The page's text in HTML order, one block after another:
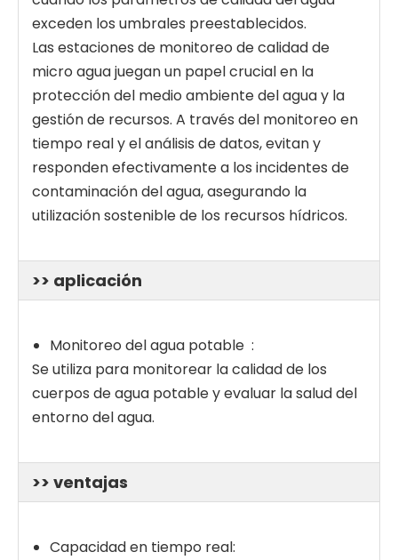
exceden los umbrales preestablecidos.
Las estaciones de monitoreo de calidad de
micro agua juegan un papel crucial en la
protección del medio ambiente del agua y la
gestión de recursos. A través del monitoreo en
tiempo real y el análisis de datos, evitan y
responden efectivamente a los incidentes de
contaminación del agua, asegurando la
utilización sostenible de los recursos hídricos.
>> aplicación
Monitoreo del agua potable :
Se utiliza para monitorear la calidad de los
cuerpos de agua potable y evaluar la salud del
entorno del agua.
>> ventajas
Capacidad en tiempo real: